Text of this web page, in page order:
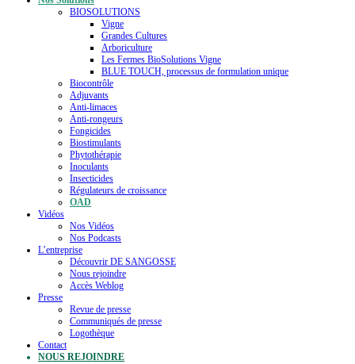
BIOSOLUTIONS
Vigne
Grandes Cultures
Arboriculture
Les Fermes BioSolutions Vigne
BLUE TOUCH, processus de formulation unique
Biocontrôle
Adjuvants
Anti-limaces
Anti-rongeurs
Fongicides
Biostimulants
Phytothérapie
Inoculants
Insecticides
Régulateurs de croissance
OAD
Vidéos
Nos Vidéos
Nos Podcasts
L’entreprise
Découvrir DE SANGOSSE
Nous rejoindre
Accès Weblog
Presse
Revue de presse
Communiqués de presse
Logothèque
Contact
NOUS REJOINDRE